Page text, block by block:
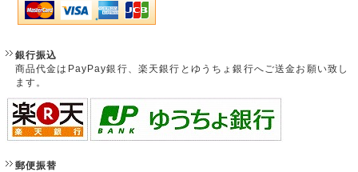
銀行振込
商品代金はPayPay銀行、楽天銀行とゆうちょ銀行へご送金お願い致し
ます。
郵便振替